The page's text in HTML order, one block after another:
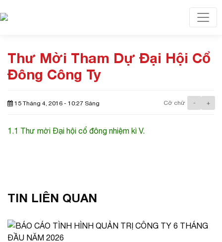
Thư Mời Tham Dự Đại Hội Cổ
Đông Công Ty
15 Tháng 4, 2016 - 10:27 Sáng Cỡ chữ - +
1.1 Thư mời Đại hội cổ đông nhiệm kì V.
TIN LIÊN QUAN